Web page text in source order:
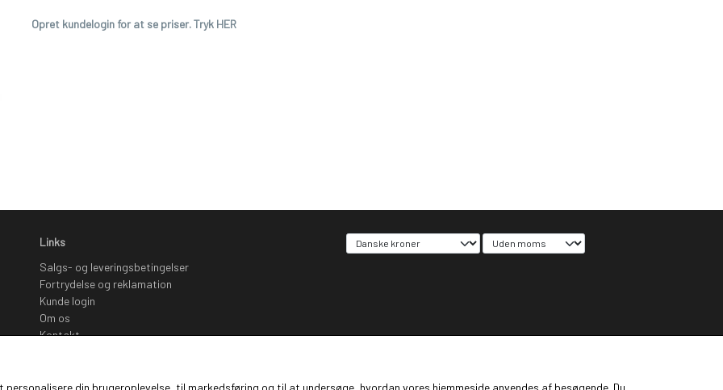
Opret kundelogin for at se priser. Tryk HER
Links
Salgs- og leveringsbetingelser
Fortrydelse og reklamation
Kunde login
Om os
Kontakt
din brugeroplevelse, til markedsføring og til at undersøge, hvordan vores hjemmeside anvendes af besøgende. Du